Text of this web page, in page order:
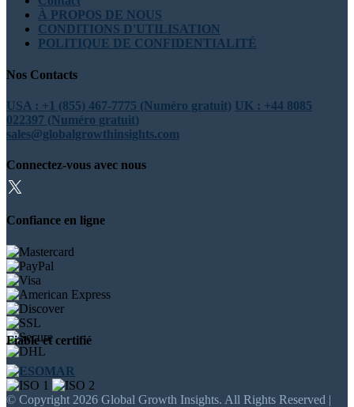
À PROPOS DE NOUS
CONDITIONS D'UTILISATION
POLITIQUE DE CONFIDENTIALITÉ
Nos Contacts
USA : +1 (855) 467-7775 (Numéro gratuit) UK : +44 8085
022397 (Numéro gratuit)
sales@globalgrowthinsights.com
Connectez-vous avec nous
Confiance en ligne
Fiable et certifié
© Copyright 2026 Global Growth Insights. All Rights Reserved |